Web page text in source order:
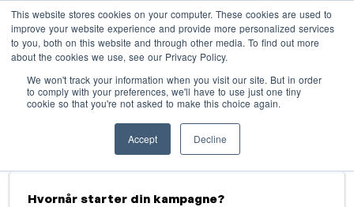
This website stores cookies on your computer. These cookies are used to
improve your website experience and provide more personalized services
to you, both on this website and through other media. To find out more
about the cookies we use, see our Privacy Policy.
We won't track your information when you visit our site. But in order
to comply with your preferences, we'll have to use just one tiny
cookie so that you're not asked to make this choice again.
Accept Decline
Annoncér med Retro FM
radiostation
Beskriv dine behov, så vender vi tilbage hurtigst
muligt
Hvornår starter din kampagne?